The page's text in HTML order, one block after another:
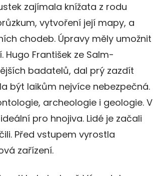
zajímala knížata z rodu
vytvoření její mapy, a
chodeb. Úpravy měly umožnit
František ze Salm-
badatelů, dal prý zazdít
být laikům nejvíce nebezpečná.
archeologie i geologie. V
pro hnojiva. Lidé je začali
Před vstupem vyrostla
zařízení.